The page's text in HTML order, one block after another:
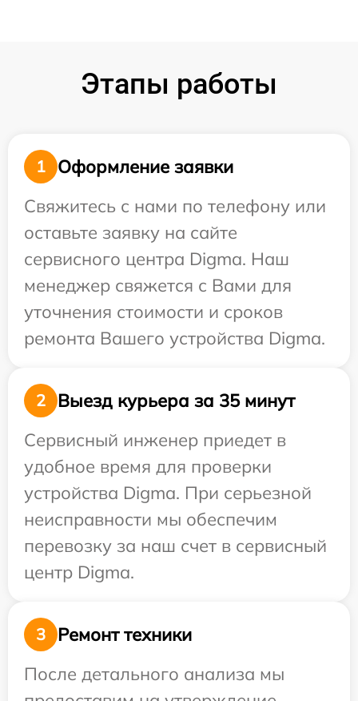
Этапы работы
1
Оформление заявки
Свяжитесь с нами по телефону или
оставьте заявку на сайте
сервисного центра Digma. Наш
менеджер свяжется с Вами для
уточнения стоимости и сроков
ремонта Вашего устройства Digma.
2
Выезд курьера за 35 минут
Сервисный инженер приедет в
удобное время для проверки
устройства Digma. При серьезной
неисправности мы обеспечим
перевозку за наш счет в сервисный
центр Digma.
3
Ремонт техники
После детального анализа мы